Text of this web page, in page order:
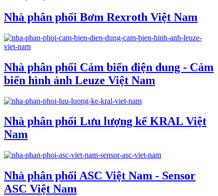
Nhà phân phối Bơm Rexroth Việt Nam
Nhà phân phối Cảm biến điện dung - Cảm
biến hình ảnh Leuze Việt Nam
Nhà phân phối Lưu lượng kế KRAL Việt
Nam
Nhà phân phối ASC Việt Nam - Sensor
ASC Việt Nam